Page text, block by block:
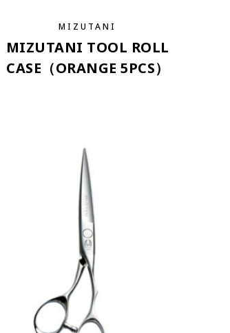
MIZUTANI
MIZUTANI TOOL ROLL
CASE（ORANGE 5PCS）